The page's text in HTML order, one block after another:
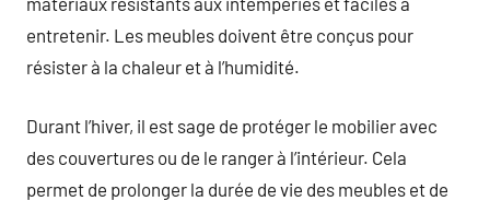
entretenir. Les meubles doivent être conçus pour
résister à la chaleur et à l’humidité.
Durant l’hiver, il est sage de protéger le mobilier avec
des couvertures ou de le ranger à l’intérieur. Cela
permet de prolonger la durée de vie des meubles et de